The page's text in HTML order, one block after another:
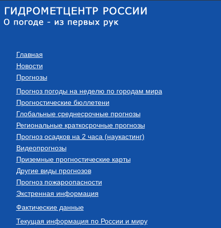
Главная
Новости
Прогнозы
Прогноз погоды на неделю по городам мира
Прогностические бюллетени
Глобальные среднесрочные прогнозы
Региональные краткосрочные прогнозы
Прогноз осадков на 2 часа (наукастинг)
Видеопрогнозы
Приземные прогностические карты
Другие виды прогнозов
Прогноз пожароопасности
Экстренная информация
Фактические данные
Текущая информация по России и миру